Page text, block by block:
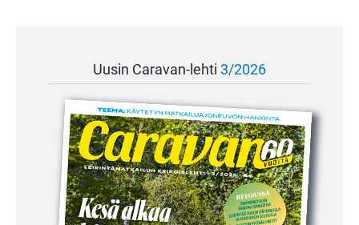
Uusin Caravan-lehti 3/2026